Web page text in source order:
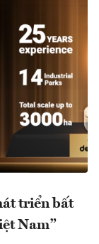
triển bất
Nam”